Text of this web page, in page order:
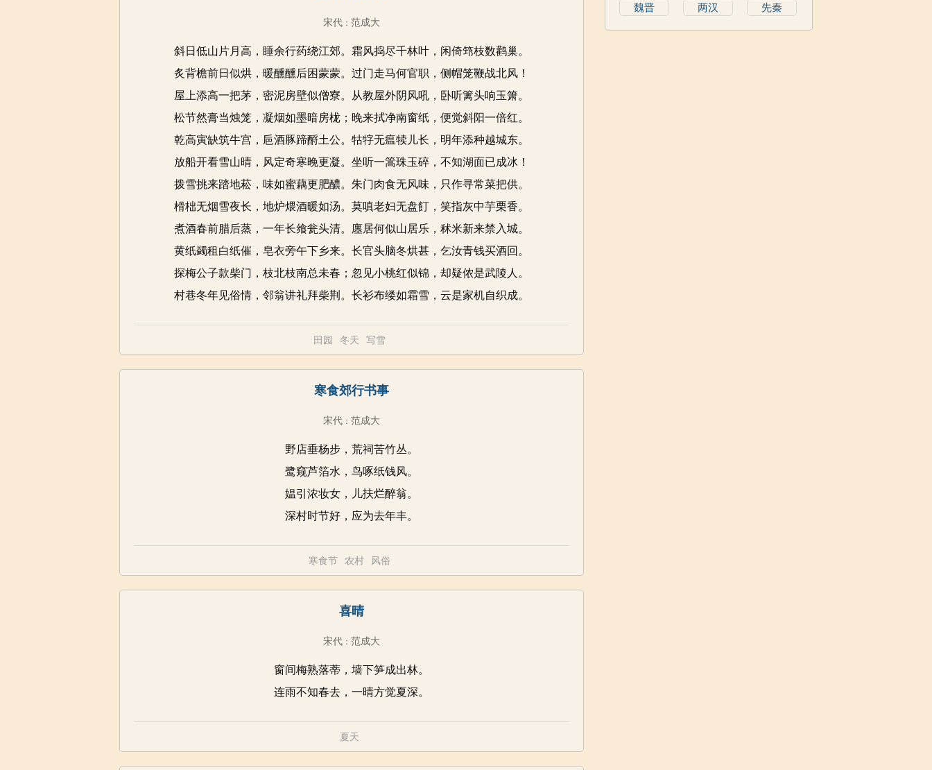
宋代 ： 范成大
斜日低山片月高，睡余行药绕江郊。霜风捣尽千林叶，闲倚筇枝数鹳巢。
炙背檐前日似烘，暖醺醺后困蒙蒙。过门走马何官职，侧帽笼鞭战北风！
屋上添高一把茅，密泥房壁似僧寮。从教屋外阴风吼，卧听篱头响玉箫。
松节然膏当烛笼，凝烟如墨暗房栊；晚来拭净南窗纸，便觉斜阳一倍红。
乾高寅缺筑牛宫，巵酒豚蹄酹土公。牯牸无瘟犊儿长，明年添种越城东。
放船开看雪山晴，风定奇寒晚更凝。坐听一篙珠玉碎，不知湖面已成冰！
拨雪挑来踏地菘，味如蜜藕更肥醲。朱门肉食无风味，只作寻常菜把供。
榾柮无烟雪夜长，地炉煨酒暖如汤。莫嗔老妇无盘飣，笑指灰中芋栗香。
煮酒春前腊后蒸，一年长飨瓮头清。廛居何似山居乐，秫米新来禁入城。
黄纸蠲租白纸催，皂衣旁午下乡来。长官头脑冬烘甚，乞汝青钱买酒回。
探梅公子款柴门，枝北枝南总未春；忽见小桃红似锦，却疑侬是武陵人。
村巷冬年见俗情，邻翁讲礼拜柴荆。长衫布缕如霜雪，云是家机自织成。
田园 冬天 写雪
寒食郊行书事
宋代 ： 范成大
野店垂杨步，荒祠苦竹丛。
鹭窥芦箔水，鸟啄纸钱风。
媪引浓妆女，儿扶烂醉翁。
深村时节好，应为去年丰。
寒食节 农村 风俗
喜晴
宋代 ： 范成大
窗间梅熟落蒂，墙下笋成出林。
连雨不知春去，一晴方觉夏深。
夏天
魏晋 两汉 先秦